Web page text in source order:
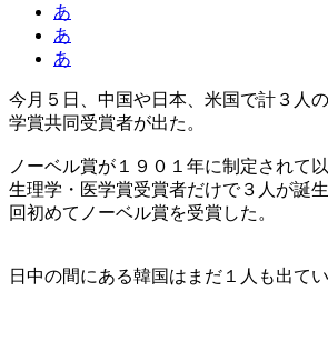
あ
あ
あ
今月５日、中国や日本、米国で計３人
学賞共同受賞者が出た。
ノーベル賞が１９０１年に制定されて
生理学・医学賞受賞者だけで３人が誕
回初めてノーベル賞を受賞した。
日中の間にある韓国はまだ１人も出て